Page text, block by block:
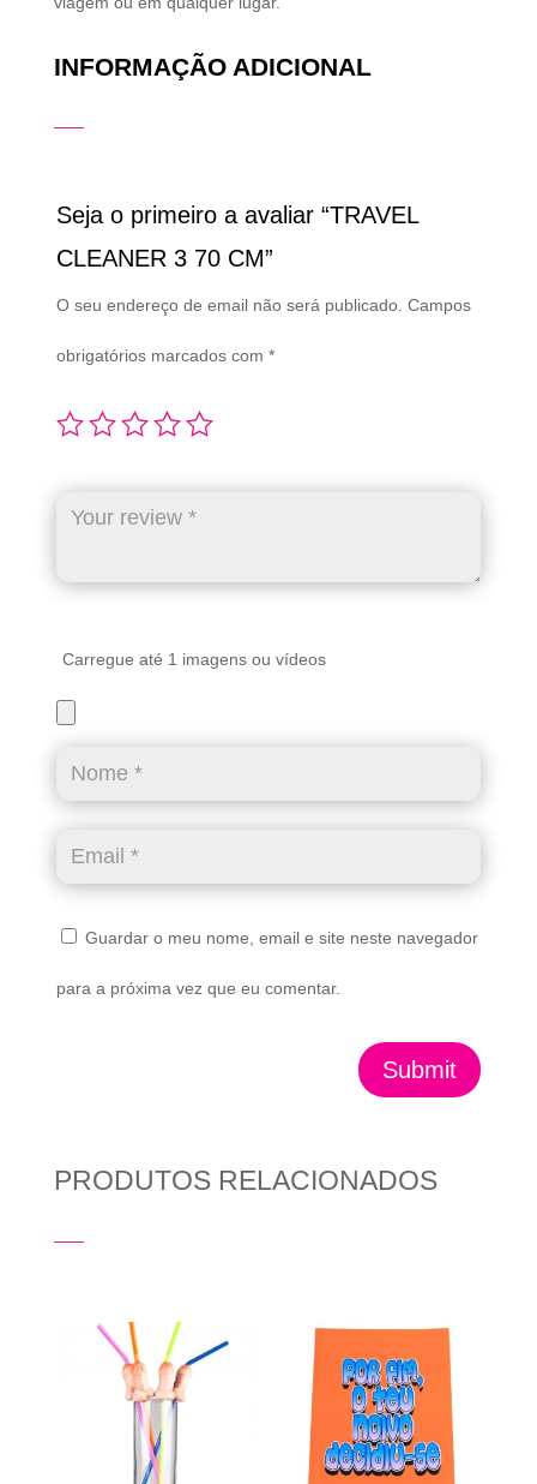
INFORMAÇÃO ADICIONAL
Seja o primeiro a avaliar “TRAVEL
CLEANER 3 70 CM”
O seu endereço de email não será publicado. Campos
obrigatórios marcados com *
Carregue até 1 imagens ou vídeos
Guardar o meu nome, email e site neste navegador
para a próxima vez que eu comentar.
Submit
PRODUTOS RELACIONADOS